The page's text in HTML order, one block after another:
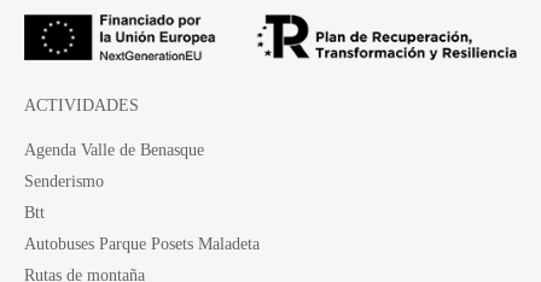
ACTIVIDADES
Agenda Valle de Benasque
Senderismo
Btt
Autobuses Parque Posets Maladeta
Rutas de montaña